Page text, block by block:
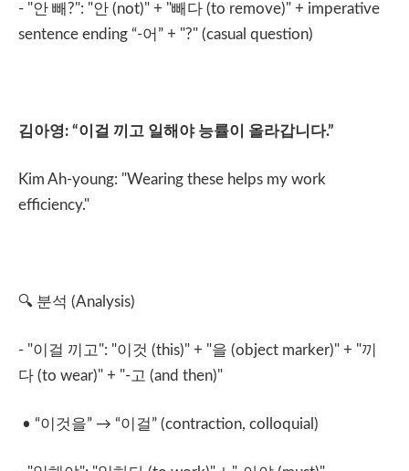
- "안 빼 ?": "안 (not)" + "빼다 (to remove)" + imperative
sentence ending “-어 ” + "?" (casual question)
김아영: “이걸 끼고 일해야 능률이 올라갑니다.”
Kim Ah-young: "Wearing these helps my work
efficiency."
🔍 분석 (Analysis)
- "이걸 끼고": "이것 (this)" + "을 (object marker)" + "끼
다 (to wear)" + "-고 (and then)"
• “이것을” → “이걸 ” (contraction, colloquial)